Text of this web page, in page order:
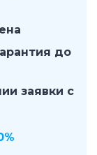
до
заявки с